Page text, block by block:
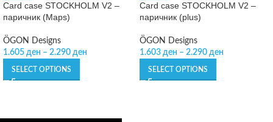
Card case STOCKHOLM V2 –
паричник (Maps)
ÖGON Designs
1.605 ден – 2.290 ден
SELECT OPTIONS
Card case STOCKHOLM V2 –
паричник (plus)
ÖGON Designs
1.603 ден – 2.290 ден
SELECT OPTIONS